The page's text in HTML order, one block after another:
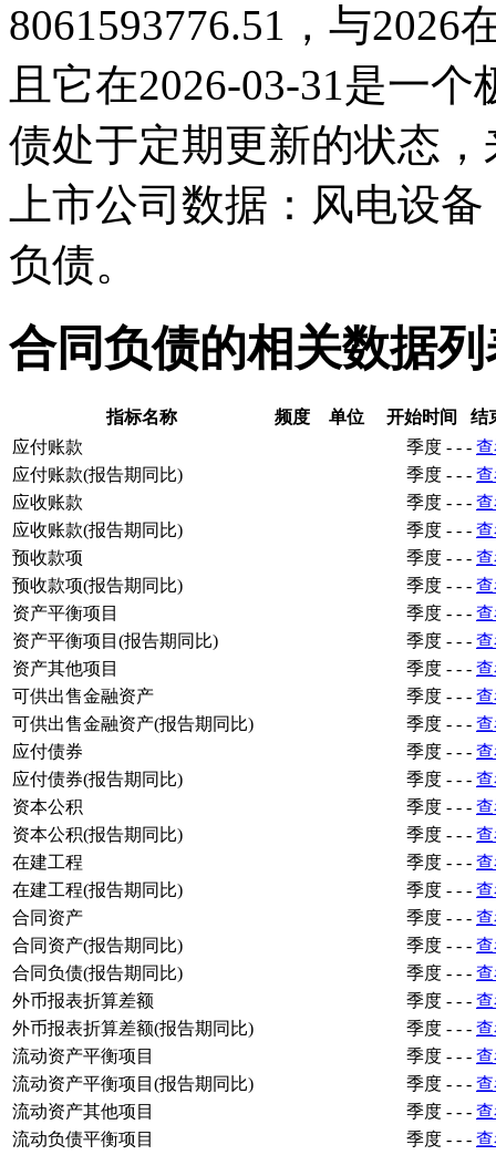
8061593776.51，与
且它在2026-03-31是一
债处于定期更新的状态
上市公司数据：风电设
负债。
合同负债的相关数据列
指标名称 频度 单位 开始时间
结
应付账款
季度 - - -
应付账款(报告期同比)
季度 - - -
应收账款
季度 - - -
应收账款(报告期同比)
季度 - - -
预收款项
季度 - - -
预收款项(报告期同比)
季度 - - -
资产平衡项目
季度 - - -
资产平衡项目(报告期同比)
季度 - - -
资产其他项目
季度 - - -
可供出售金融资产
季度 - - -
可供出售金融资产(报告期同比)
季度 - - -
应付债券
季度 - - -
应付债券(报告期同比)
季度 - - -
资本公积
季度 - - -
资本公积(报告期同比)
季度 - - -
在建工程
季度 - - -
在建工程(报告期同比)
季度 - - -
合同资产
季度 - - -
合同资产(报告期同比)
季度 - - -
合同负债(报告期同比)
季度 - - -
外币报表折算差额
季度 - - -
外币报表折算差额(报告期同比)
季度 - - -
流动资产平衡项目
季度 - - -
流动资产平衡项目(报告期同比)
季度 - - -
流动资产其他项目
季度 - - -
流动负债平衡项目
季度 - - -